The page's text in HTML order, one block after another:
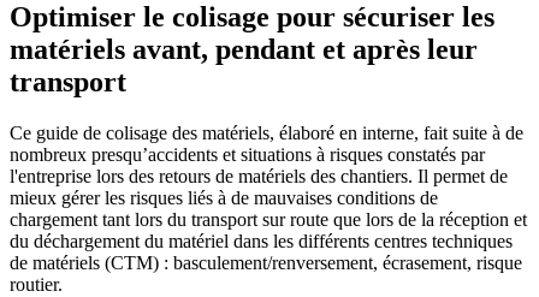
Optimiser le colisage pour sécuriser les
matériels avant, pendant et après leur
transport
Ce guide de colisage des matériels, élaboré en interne, fait suite à de
nombreux presqu’accidents et situations à risques constatés par
l'entreprise lors des retours de matériels des chantiers. Il permet de
mieux gérer les risques liés à de mauvaises conditions de
chargement tant lors du transport sur route que lors de la réception et
du déchargement du matériel dans les différents centres techniques
de matériels (CTM) : basculement/renversement, écrasement, risque
routier.